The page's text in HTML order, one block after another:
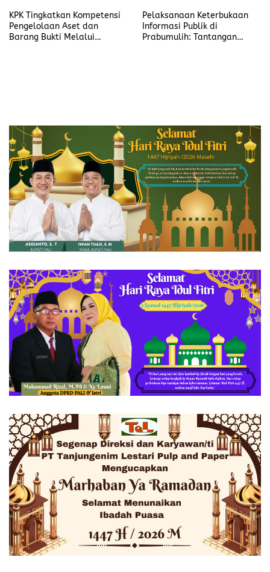
KPK Tingkatkan Kompetensi
Pengelolaan Aset dan
Barang Bukti Melalui
Pelaksanaan Keterbukaan
Informasi Publik di
Prabumulih: Tantangan